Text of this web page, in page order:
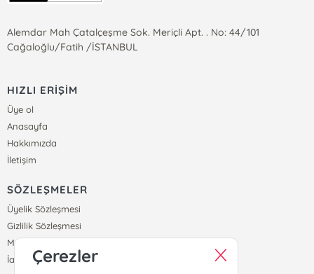
Alemdar Mah Çatalçeşme Sok. Meriçli Apt. . No: 44/101
Cağaloğlu/Fatih /İSTANBUL
HIZLI ERİŞİM
Üye ol
Anasayfa
Hakkımızda
İletişim
SÖZLEŞMELER
Üyelik Sözleşmesi
Gizlilik Sözleşmesi
Mesafeli Satış Sözleşmesi
İade ve Teslimat Koşulları
Çerezler